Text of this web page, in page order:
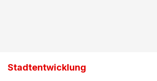
Stadtentwicklung